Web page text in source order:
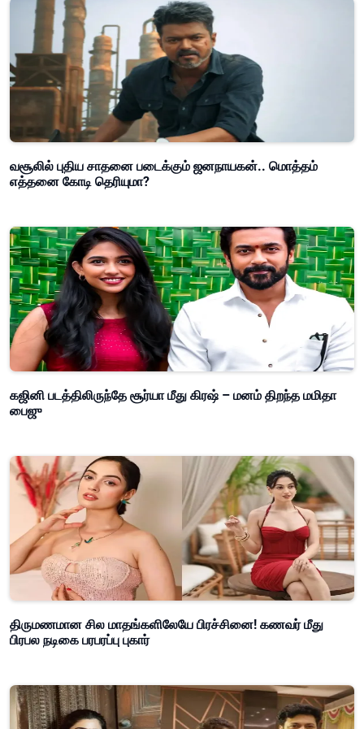
வசூலில் புதிய சாதனை படைக்கும் ஜனநாயகன்.. மொத்தம்
எத்தனை கோடி தெரியுமா?
கஜினி படத்திலிருந்தே சூர்யா மீது கிரஷ் – மனம் திறந்த மமிதா
பைஜு
திருமணமான சில மாதங்களிலேயே பிரச்சினை! கணவர் மீது
பிரபல நடிகை பரபரப்பு புகார்